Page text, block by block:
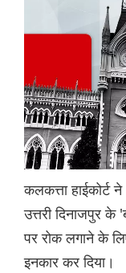
कलकत्ता हाईकोर्ट
उत्तरी दिनाजपुर के
पर रोक लगाने के
इनकार कर दिया।